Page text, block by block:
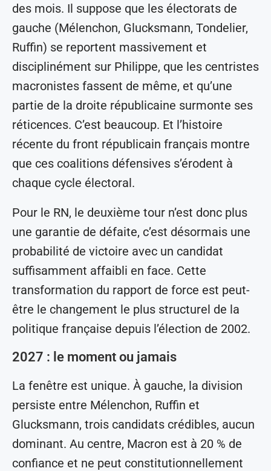
des mois. Il suppose que les électorats de
gauche (Mélenchon, Glucksmann, Tondelier,
Ruffin) se reportent massivement et
disciplinément sur Philippe, que les centristes
macronistes fassent de même, et qu’une
partie de la droite républicaine surmonte ses
réticences. C’est beaucoup. Et l’histoire
récente du front républicain français montre
que ces coalitions défensives s’érodent à
chaque cycle électoral.
Pour le RN, le deuxième tour n’est donc plus
une garantie de défaite, c’est désormais une
probabilité de victoire avec un candidat
suffisamment affaibli en face. Cette
transformation du rapport de force est peut-
être le changement le plus structurel de la
politique française depuis l’élection de 2002.
2027 : le moment ou jamais
La fenêtre est unique. À gauche, la division
persiste entre Mélenchon, Ruffin et
Glucksmann, trois candidats crédibles, aucun
dominant. Au centre, Macron est à 20 % de
confiance et ne peut constitutionnellement